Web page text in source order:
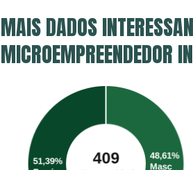
MAIS DADOS
MICROEMPREENDEDOR